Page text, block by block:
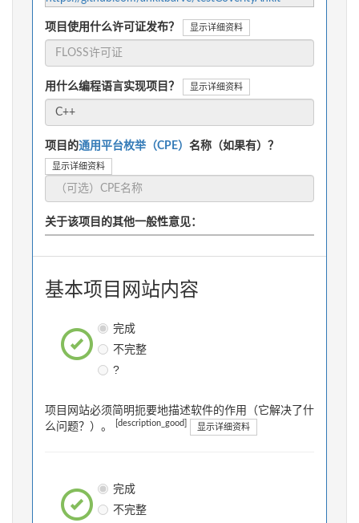
项目使用什么许可证发布？ 显示详细资料
用什么编程语言实现项目？ 显示详细资料
项目的通用平台枚举（CPE） 名称（如果有）？
显示详细资料
关于该项目的其他一般性意见：
基本项目网站内容
完成
不完整
?
项目网站必须简明扼要地描述软件的作用（它解决了什
么问题？）。
[description_good] 显示详细资料
完成
不完整